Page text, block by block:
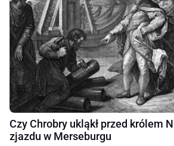
Czy Chrobry ukląkł przed królem
zjazdu w Merseburgu